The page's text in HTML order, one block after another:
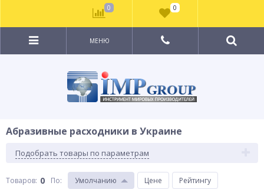
МЕНЮ
Абразивные расходники в Украине
Подобрать товары по параметрам
Товаров: 0 По: Умолчанию Цене
Рейтингу
0 0